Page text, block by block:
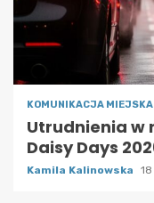
KOMUNIKACJA MIEJSKA
Utrudnienia w
Daisy Days
Kamila Kalinowska